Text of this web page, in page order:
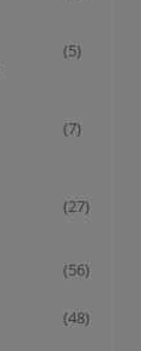
(5)
(7)
(27)
(56)
(48)